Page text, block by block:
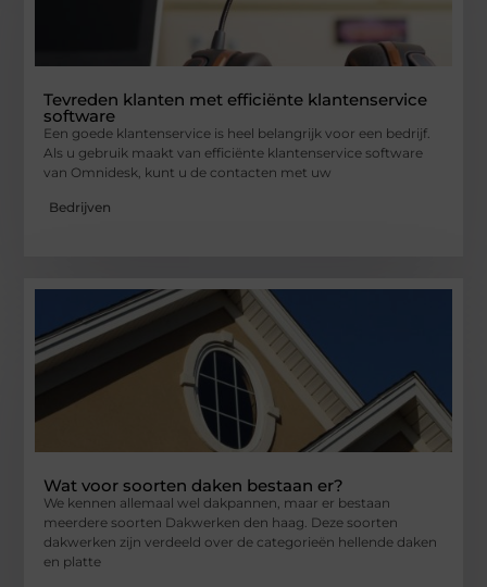
Tevreden klanten met efficiënte klantenservice
software
Een goede klantenservice is heel belangrijk voor een bedrijf.
Als u gebruik maakt van efficiënte klantenservice software
van Omnidesk, kunt u de contacten met uw
Bedrijven
Wat voor soorten daken bestaan er?
We kennen allemaal wel dakpannen, maar er bestaan
meerdere soorten Dakwerken den haag. Deze soorten
dakwerken zijn verdeeld over de categorieën hellende daken
en platte